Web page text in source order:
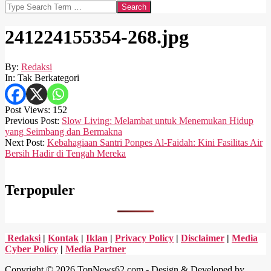
Search
241224155354-268.jpg
By: Redaksi
In: Tak Berkategori
Post Views: 152
2024-
12-
24
Previous Post: Slow Living: Melambat untuk Menemukan Hidup
yang Seimbang dan Bermakna
Next Post: Kebahagiaan Santri Ponpes Al-Faidah: Kini Fasilitas Air
Bersih Hadir di Tengah Mereka
Terpopuler
Redaksi | Kontak | Iklan | Privacy Policy | Disclaimer | Media
Cyber Policy | Media Partner